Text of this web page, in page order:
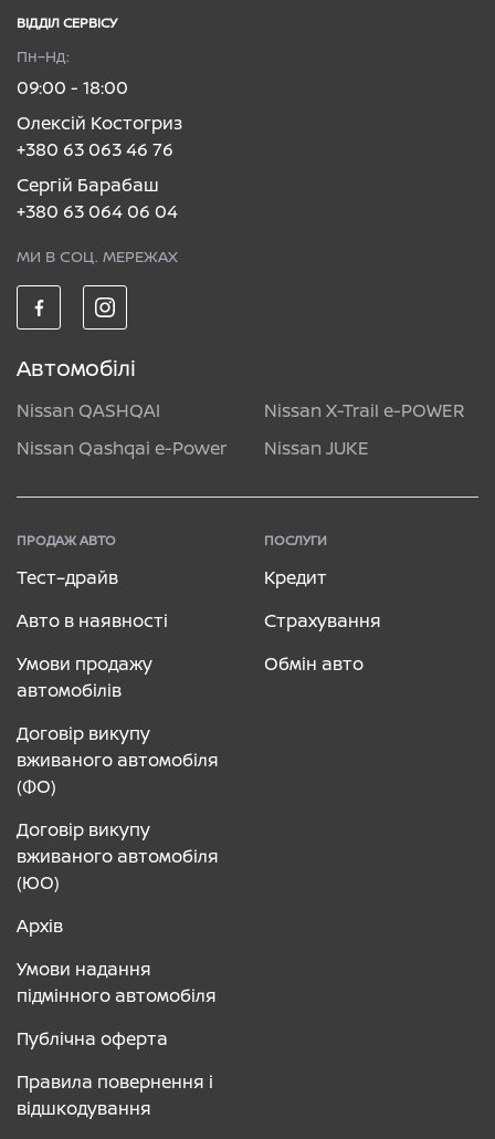
ВІДДІЛ CЕРВІСУ
Пн–Нд:
09:00 - 18:00
Олексій Костогриз
+380 63 063 46 76
Сергій Барабаш
+380 63 064 06 04
МИ В СОЦ. МЕРЕЖАХ
Автомобілі
Nissan QASHQAI
Nissan X-Trail e-POWER
Nissan Qashqai e-Power
Nissan JUKE
ПРОДАЖ АВТО
Тест–драйв
Авто в наявності
Умови продажу
автомобілів
Договір викупу
вживаного автомобіля
(ФО)
Договір викупу
вживаного автомобіля
(ЮО)
Архів
Умови надання
підмінного автомобіля
Публічна оферта
Правила повернення і
відшкодування
ПОСЛУГИ
Кредит
Страхування
Обмін авто